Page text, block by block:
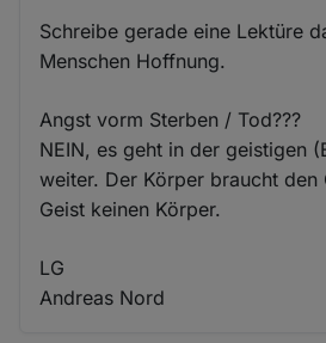
Schreibe gerade eine Lektüre
Menschen Hoffnung.
Angst vorm Sterben / Tod???
NEIN, es geht in der geistigen
weiter. Der Körper braucht den
Geist keinen Körper.
LG
Andreas Nord